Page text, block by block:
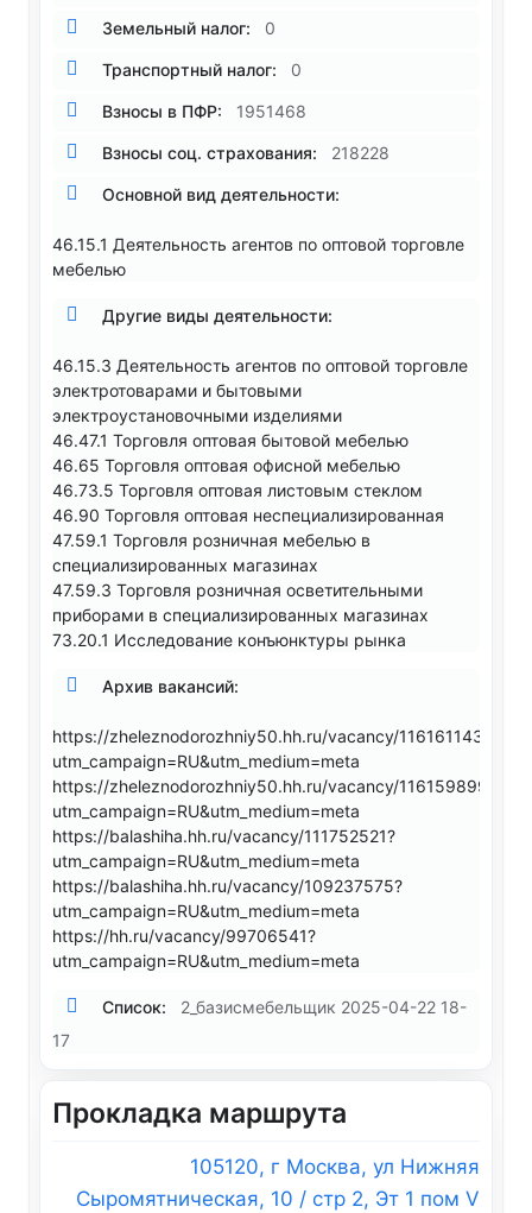
Земельный налог: 0
Транспортный налог: 0
Взносы в ПФР: 1951468
Взносы соц. страхования: 218228
Основной вид деятельности:
46.15.1 Деятельность агентов по оптовой торговле
мебелью
Другие виды деятельности:
46.15.3 Деятельность агентов по оптовой торговле
электротоварами и бытовыми
электроустановочными изделиями
46.47.1 Торговля оптовая бытовой мебелью
46.65 Торговля оптовая офисной мебелью
46.73.5 Торговля оптовая листовым стеклом
46.90 Торговля оптовая неспециализированная
47.59.1 Торговля розничная мебелью в
специализированных магазинах
47.59.3 Торговля розничная осветительными
приборами в специализированных магазинах
73.20.1 Исследование конъюнктуры рынка
Архив вакансий:
https://zheleznodorozhniy50.hh.ru/vacancy/116161143?
utm_campaign=RU&utm_medium=meta
https://zheleznodorozhniy50.hh.ru/vacancy/116159899?
utm_campaign=RU&utm_medium=meta
https://balashiha.hh.ru/vacancy/111752521?
utm_campaign=RU&utm_medium=meta
https://balashiha.hh.ru/vacancy/109237575?
utm_campaign=RU&utm_medium=meta
https://hh.ru/vacancy/99706541?
utm_campaign=RU&utm_medium=meta
Список:
2_базисмебельщик 2025-04-22 18-
17
Прокладка маршрута
105120, г Москва, ул Нижняя
Сыромятническая, 10 / стр 2, Эт 1 пом V